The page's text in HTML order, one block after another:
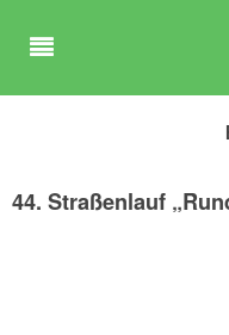
44. Straßenlauf